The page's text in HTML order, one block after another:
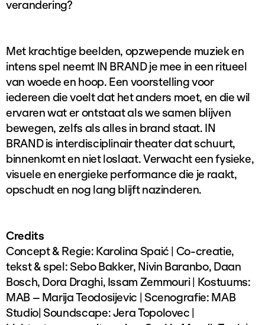
verandering?
Met krachtige beelden, opzwepende muziek en
intens spel neemt IN BRAND je mee in een ritueel
van woede en hoop. Een voorstelling voor
iedereen die voelt dat het anders moet, en die wil
ervaren wat er ontstaat als we samen blijven
bewegen, zelfs als alles in brand staat. IN
BRAND is interdisciplinair theater dat schuurt,
binnenkomt en niet loslaat. Verwacht een fysieke,
visuele en energieke performance die je raakt,
opschudt en nog lang blijft nazinderen.
Credits
Concept & Regie: Karolina Spaić | Co-creatie,
tekst & spel: Sebo Bakker, Nivin Baranbo, Daan
Bosch, Dora Draghi, Issam Zemmouri | Kostuums:
MAB – Marija Teodosijevic | Scenografie: MAB
Studio| Soundscape: Jera Topolovec |